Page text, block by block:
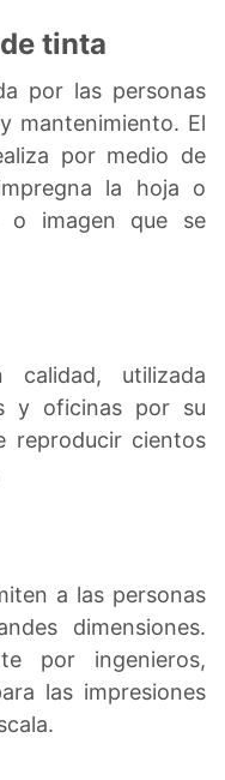
tinta
por las personas
mantenimiento. El
por medio de
la hoja o
o imagen que se
utilizada
y oficinas por su
reproducir cientos
a las personas
dimensiones.
por ingenieros,
las impresiones